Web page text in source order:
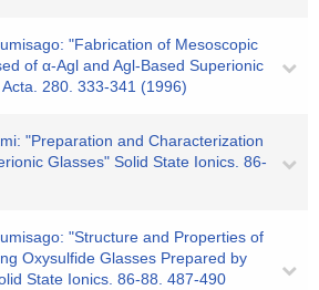
"Fabrication of Mesoscopic
of α-Agl and Agl-Based Superionic
280. 333-341 (1996)
"Preparation and Characterization
Glasses" Solid State Ionics. 86-
"Structure and Properties of
Oxysulfide Glasses Prepared by
State Ionics. 86-88. 487-490